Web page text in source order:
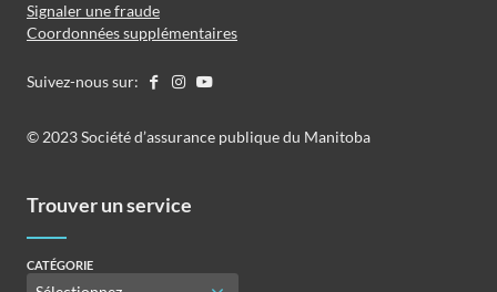
Signaler une fraude
Coordonnées supplémentaires
Suivez-nous sur:
©️️ 2023 Société d’assurance publique du Manitoba
Trouver un service
CATÉGORIE